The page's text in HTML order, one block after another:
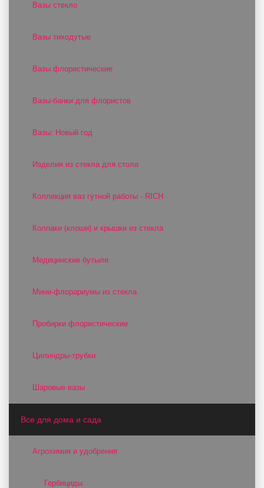
Вазы стекло
Вазы тиходутые
Вазы флористические
Вазы-банки для флористов
Вазы: Новый год
Изделия из стекла для стола
Коллекция ваз гутной работы - RICH
Колпаки (клоши) и крышки из стекла
Медицинские бутыли
Мини-флорариумы из стекла
Пробирки флористические
Цилиндры-трубки
Шаровые вазы
Все для дома и сада
Агрохимия и удобрения
Гербициды